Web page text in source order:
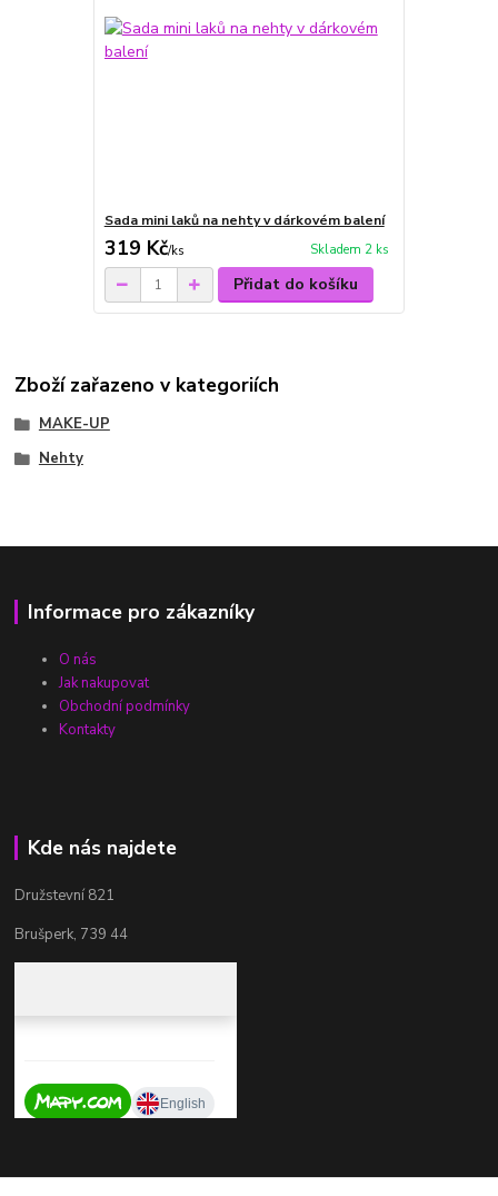
Sada mini laků na nehty v dárkovém balení
319 Kč/ks Skladem 2 ks
Přidat do košíku
Zboží zařazeno v kategoriích
MAKE-UP
Nehty
Informace pro zákazníky
O nás
Jak nakupovat
Obchodní podmínky
Kontakty
Kde nás najdete
Družstevní 821
Brušperk, 739 44